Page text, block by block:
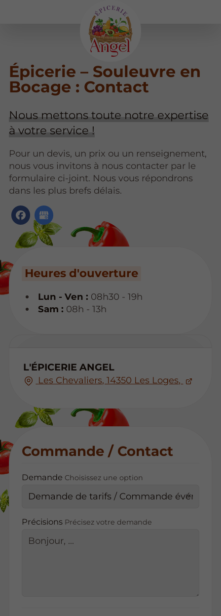
Épicerie – Souleuvre en
Bocage : Contact
Nous mettons toute notre expertise
à votre service !
Pour un devis, un prix ou un renseignement,
nous vous invitons à nous contacter par le
formulaire ci-joint. Nous vous répondrons
dans les plus brefs délais.
Heures d'ouverture
Lun - Ven : 08h30 - 19h
Sam : 08h - 13h
L'ÉPICERIE ANGEL
Les Chevaliers, 14350 Les Loges,
Commande / Contact
Demande Choisissez une option
Précisions Précisez votre demande